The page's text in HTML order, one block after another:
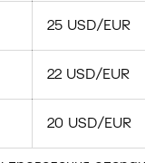
25 USD/EUR
22 USD/EUR
20 USD/EUR